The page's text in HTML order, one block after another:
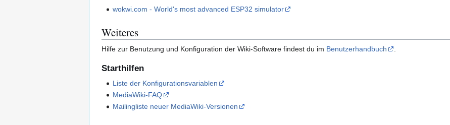
wokwi.com - World's most advanced ESP32 simulator
Weiteres
Hilfe zur Benutzung und Konfiguration der Wiki-Software findest du im Benutzerhandbuch
Starthilfen
Liste der Konfigurationsvariablen
MediaWiki-FAQ
Mailingliste neuer MediaWiki-Versionen